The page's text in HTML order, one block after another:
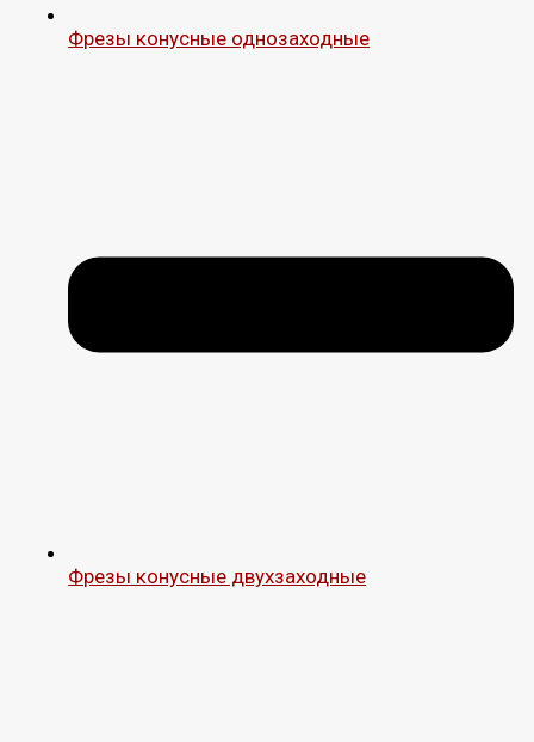
Фрезы конусные однозаходные
Фрезы конусные двухзаходные